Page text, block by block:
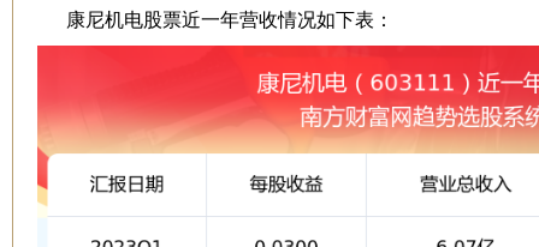
康尼机电股票近一年营收情况如下表：